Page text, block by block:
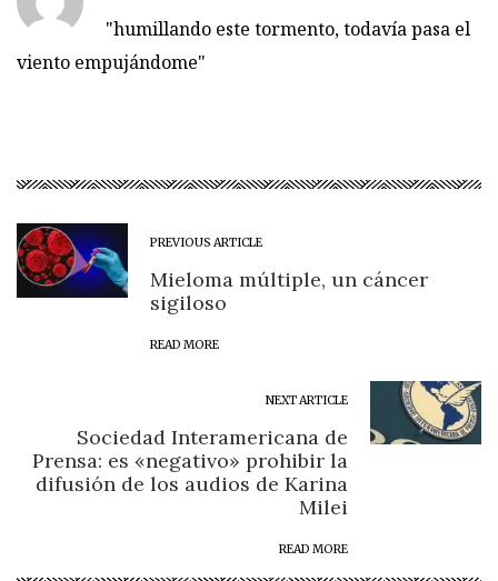
"humillando este tormento, todavía pasa el
viento empujándome"
PREVIOUS ARTICLE
Mieloma múltiple, un cáncer
sigiloso
READ MORE
NEXT ARTICLE
Sociedad Interamericana de
Prensa: es «negativo» prohibir la
difusión de los audios de Karina
Milei
READ MORE